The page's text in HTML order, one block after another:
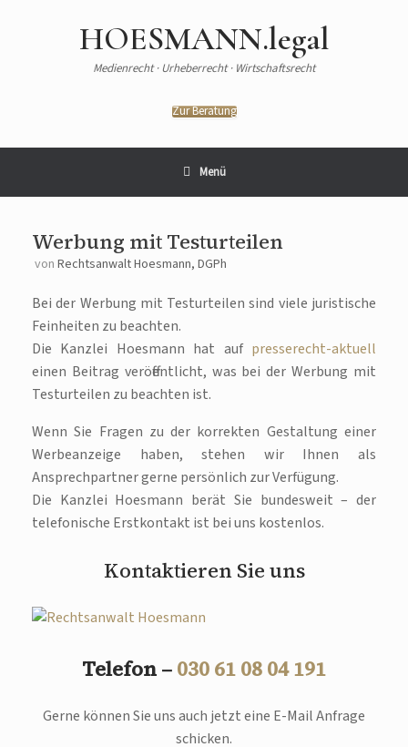
HOESMANN.legal
Medienrecht · Urheberrecht · Wirtschaftsrecht
Zur Beratung
Menü
Werbung mit Testurteilen
von Rechtsanwalt Hoesmann, DGPh
Bei der Werbung mit Testurteilen sind viele juristische
Feinheiten zu beachten.
Die Kanzlei Hoesmann hat auf presserecht-aktuell
einen Beitrag veröffentlicht, was bei der Werbung mit
Testurteilen zu beachten ist.
Wenn Sie Fragen zu der korrekten Gestaltung einer
Werbeanzeige haben, stehen wir Ihnen als
Ansprechpartner gerne persönlich zur Verfügung.
Die Kanzlei Hoesmann berät Sie bundesweit – der
telefonische Erstkontakt ist bei uns kostenlos.
Kontaktieren Sie uns
Telefon – 030 61 08 04 191
Gerne können Sie uns auch jetzt eine E-Mail Anfrage
schicken.